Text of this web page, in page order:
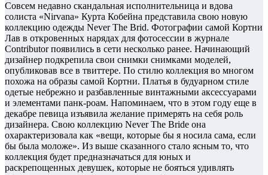
Совсем недавно скандальная исполнительница и вдова
солиста «Nirvana» Курта Кобейна представила свою новую
коллекцию одежды Never The Brid. Фотографии самой Кортни
Лав в откровенных нарядах для фотосессии в журнале
Contributor появились в сети несколько ранее. Начинающий
дизайнер подкрепила свои снимки снимками моделей,
опубликовав все в твиттере. По стилю коллекция во многом
похожа на образы самой Кортни. Платья в будуарном стиле
одетые небрежно и разбавленные винтажными аксессуарами
и элементами панк-роам. Напоминаем, что в этом году еще в
декабре певица изъявила желание примерять на себя роль
дизайнера. Свою коллекцию Never The Bride она
охарактеризовала как «вещи, которые бы я носила сама, если
бы была моложе». Из выше сказанного стало ясным то, что
коллекция будет предназначаться для юных и
раскрепощенных девушек, которые не бояться удивлять